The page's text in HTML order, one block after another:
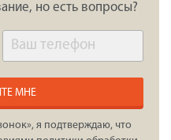
но есть вопросы?
МНЕ
я подтверждаю, что